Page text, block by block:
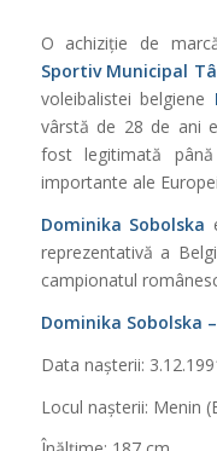
O achiziție de
Sportiv Municipal
voleibalistei belgiene
vârstă de 28 de ani
fost legitimată
importante ale
Dominika Sobolska
reprezentativă a
campionatul
Dominika Sobolska
Data nașterii:
Locul nașterii: Menin